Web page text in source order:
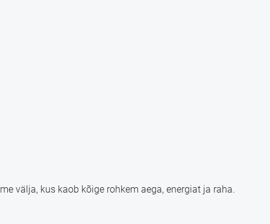
välja, kus kaob kõige rohkem aega, energiat ja raha.